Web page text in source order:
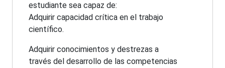
estudiante sea capaz de:
Adquirir capacidad crítica en el trabajo
científico.
Adquirir conocimientos y destrezas a
través del desarrollo de las competencias